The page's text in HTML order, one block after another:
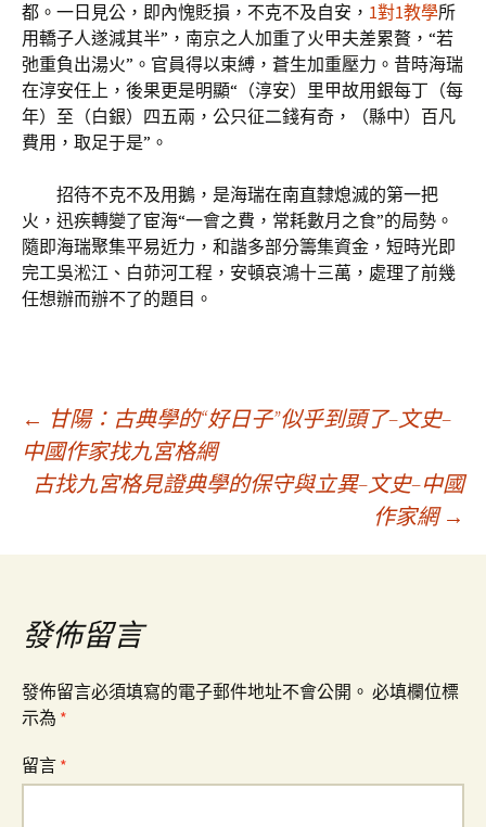
都。一日見公，即內愧貶損，不克不及自安， 1對1教學所
用轎子人遂減其半”，南京之人加重了火甲夫差累贅，“若
弛重負出湯火”。官員得以束縛，蒼生加重壓力。昔時海瑞
在淳安任上，後果更是明顯“（淳安）里甲故用銀每丁（每
年）至（白銀）四五兩，公只征二錢有奇，（縣中）百凡
費用，取足于是”。
招待不克不及用鵝，是海瑞在南直隸熄滅的第一把
火，迅疾轉變了宦海“一會之費，常耗數月之食”的局勢。
隨即海瑞聚集平易近力，和諧多部分籌集資金，短時光即
完工吳淞江、白茆河工程，安頓哀鴻十三萬，處理了前幾
任想辦而辦不了的題目。
文
章
導
覽
← 甘陽：古典學的“好日子”似乎到頭了–文史–
中國作家找九宮格網
古找九宮格見證典學的保守與立異–文史–中國
作家網 →
發佈留言
發佈留言必須填寫的電子郵件地址不會公開。 必填欄位標
示為 *
留言 *